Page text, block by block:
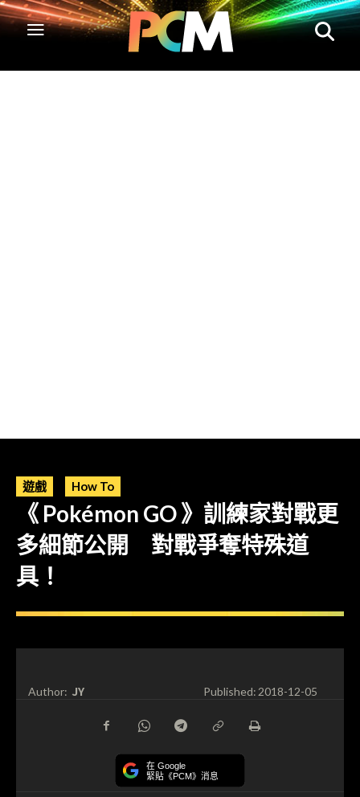
遊戲 How To
《 Pokémon GO 》訓練家對戰更
多細節公開 對戰爭奪特殊道
具！
Author: JY Published:2018-12-05
在 Google
緊貼《PCM》消息